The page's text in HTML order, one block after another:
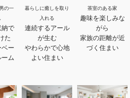
の一
で
た
ー
ム
暮らしに癒しを取り
入れる
連続するアール
が生む
やわらかで心地
よい住まい
茶室のある家
趣味を楽しみな
がら
家族の距離が近
づく住まい